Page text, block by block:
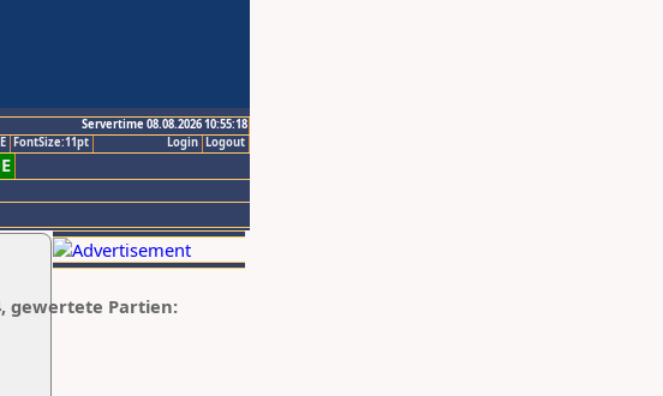
Servertime 08.08.2026 10:55:18
Logout
Login
FontSize:11pt
gewertete Partien: